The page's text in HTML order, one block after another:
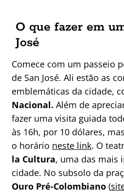
O que fazer em
José
Comece com um passeio
de San José. Ali estão as
emblemáticas da cidade,
Nacional. Além de
fazer uma visita guiada
às 16h, por 10 dólares,
o horário neste link. O
la Cultura, uma das mais
cidade. No subsolo da
Ouro Pré-Colombiano (